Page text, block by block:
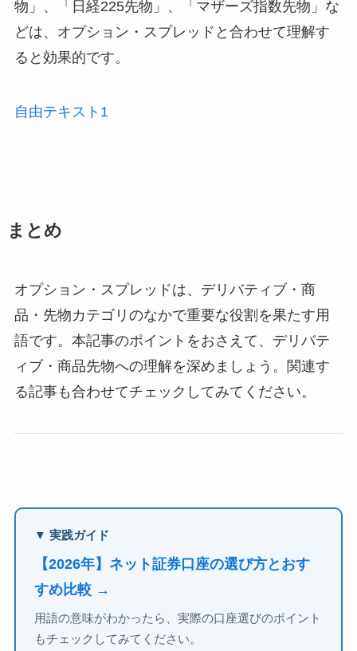
物」、「日経225先物」、「マザーズ指数先物」な
どは、オプション・スプレッドと合わせて理解す
ると効果的です。
自由テキスト1
まとめ
オプション・スプレッドは、デリバティブ・商
品・先物カテゴリのなかで重要な役割を果たす用
語です。本記事のポイントをおさえて、デリバテ
ィブ・商品先物への理解を深めましょう。関連す
る記事も合わせてチェックしてみてください。
▼ 実践ガイド
【2026年】ネット証券口座の選び方とおす
すめ比較 →
用語の意味がわかったら、実際の口座選びのポイント
もチェックしてみてください。